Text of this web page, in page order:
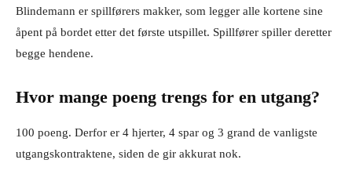
Blindemann er spillførers makker, som legger alle kortene sine
åpent på bordet etter det første utspillet. Spillfører spiller deretter
begge hendene.
Hvor mange poeng trengs for en utgang?
100 poeng. Derfor er 4 hjerter, 4 spar og 3 grand de vanligste
utgangskontraktene, siden de gir akkurat nok.